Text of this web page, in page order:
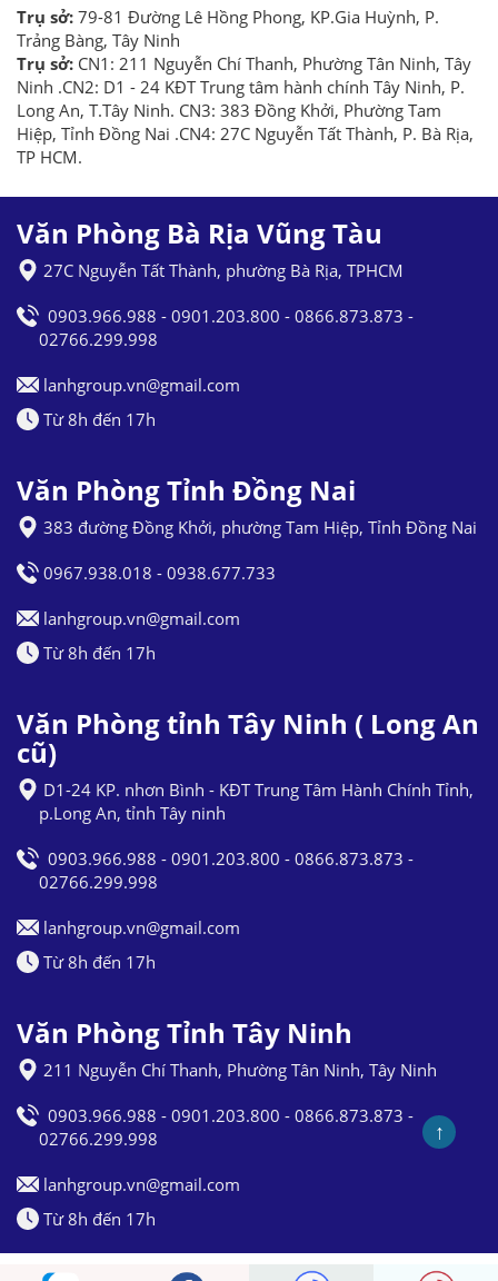
Trụ sở: 79-81 Đường Lê Hồng Phong, KP.Gia Huỳnh, P.
Trảng Bàng, Tây Ninh
Trụ sở: CN1: 211 Nguyễn Chí Thanh, Phường Tân Ninh, Tây
Ninh .CN2: D1 - 24 KĐT Trung tâm hành chính Tây Ninh, P.
Long An, T.Tây Ninh. CN3: 383 Đồng Khởi, Phường Tam
Hiệp, Tỉnh Đồng Nai .CN4: 27C Nguyễn Tất Thành, P. Bà Rịa,
TP HCM.
Văn Phòng Bà Rịa Vũng Tàu
27C Nguyễn Tất Thành, phường Bà Rịa, TPHCM
0903.966.988 - 0901.203.800 - 0866.873.873 -
02766.299.998
lanhgroup.vn@gmail.com
Từ 8h đến 17h
Văn Phòng Tỉnh Đồng Nai
383 đường Đồng Khởi, phường Tam Hiệp, Tỉnh Đồng Nai
0967.938.018 - 0938.677.733
lanhgroup.vn@gmail.com
Từ 8h đến 17h
Văn Phòng tỉnh Tây Ninh ( Long An
cũ)
D1-24 KP. nhơn Bình - KĐT Trung Tâm Hành Chính Tỉnh,
p.Long An, tỉnh Tây ninh
0903.966.988 - 0901.203.800 - 0866.873.873 -
02766.299.998
lanhgroup.vn@gmail.com
Từ 8h đến 17h
Văn Phòng Tỉnh Tây Ninh
211 Nguyễn Chí Thanh, Phường Tân Ninh, Tây Ninh
0903.966.988 - 0901.203.800 - 0866.873.873 -
02766.299.998
lanhgroup.vn@gmail.com
Từ 8h đến 17h
↑